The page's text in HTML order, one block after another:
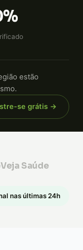
estão
se grátis →
Veja Saúde
nas últimas 24h